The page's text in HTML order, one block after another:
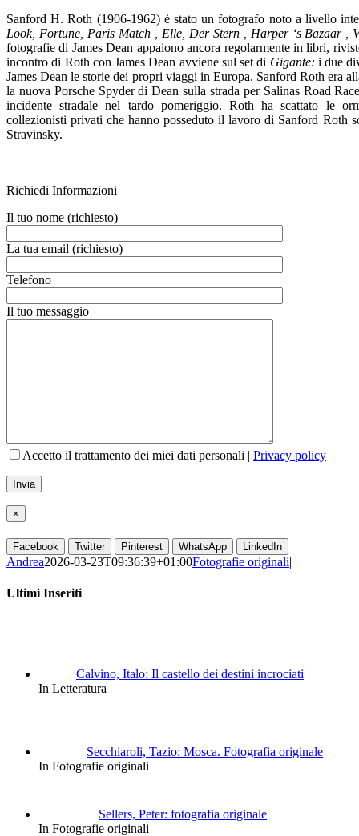
Sanford H. Roth (1906-1962) è stato un fotografo noto a livello
Look, Fortune, Paris Match , Elle, Der Stern , Harper ‘s Bazaar ,
fotografie di James Dean appaiono ancora regolarmente in libri,
incontro di Roth con James Dean avviene sul set di Gigante: i due
James Dean le storie dei propri viaggi in Europa. Sanford Roth era
la nuova Porsche Spyder di Dean sulla strada per Salinas Road
incidente stradale nel tardo pomeriggio. Roth ha scattato le
collezionisti privati ​​che hanno posseduto il lavoro di Sanford Roth
Stravinsky.
Richiedi Informazioni
Il tuo nome (richiesto)
La tua email (richiesto)
Telefono
Il tuo messaggio
Accetto il trattamento dei miei dati personali | Privacy policy
×
Facebook Twitter Pinterest WhatsApp LinkedIn
Andrea2026-03-23T09:36:39+01:00Fotografie originali|
Ultimi Inseriti
Calvino, Italo: Il castello dei destini incrociati
In Letteratura
Secchiaroli, Tazio: Mosca. Fotografia originale
In Fotografie originali
Sellers, Peter: fotografia originale
In Fotografie originali